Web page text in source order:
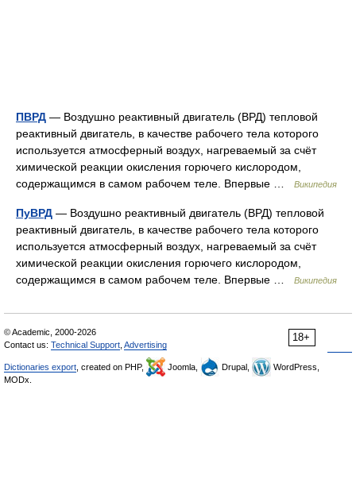
ПВРД — Воздушно реактивный двигатель (ВРД) тепловой
реактивный двигатель, в качестве рабочего тела которого
используется атмосферный воздух, нагреваемый за счёт
химической реакции окисления горючего кислородом,
содержащимся в самом рабочем теле. Впервые …
Википедия
ПуВРД — Воздушно реактивный двигатель (ВРД) тепловой
реактивный двигатель, в качестве рабочего тела которого
используется атмосферный воздух, нагреваемый за счёт
химической реакции окисления горючего кислородом,
содержащимся в самом рабочем теле. Впервые …
Википедия
18+
© Academic, 2000-2026
Contact us: Technical Support Advertising
Dictionaries export , created on PHP, Joomla, Drupal,
WordPress,
MODx.